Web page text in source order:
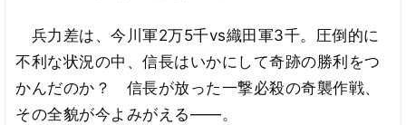
兵力差は、今川軍2万5千vs織田軍3千。圧倒的に
不利な状況の中、信長はいかにして奇跡の勝利をつ
かんだのか？ 信長が放った一撃必殺の奇襲作戦、
その全貌が今よみがえる——。